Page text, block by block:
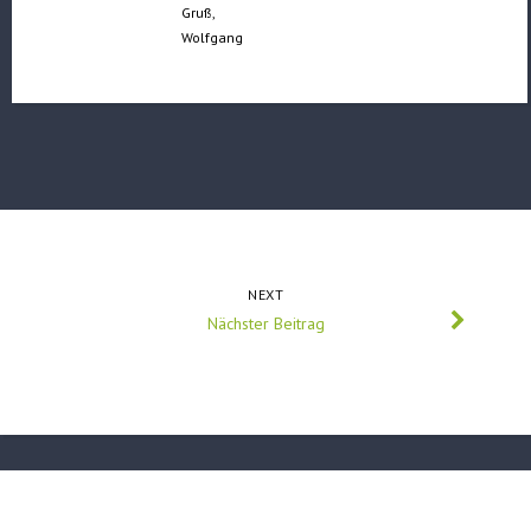
Gruß,
Wolfgang
NEXT
Nächster Beitrag